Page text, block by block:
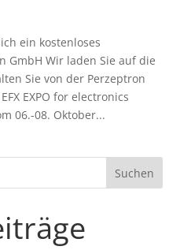
ein kostenloses
GmbH Wir laden Sie auf die
Sie von der Perzeptron
EXPO for electronics
06.-08. Oktober...
Suchen